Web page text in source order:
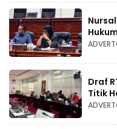
Draf
Titik